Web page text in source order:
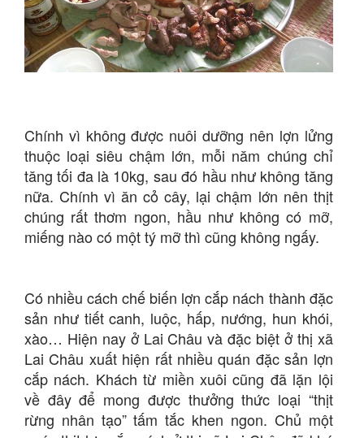
Chính vì không được nuôi dưỡng nên lợn lửng
thuộc loại siêu chậm lớn, mỗi năm chúng chỉ
tăng tối đa là 10kg, sau đó hầu như không tăng
nữa. Chính vì ăn cỏ cây, lại chậm lớn nên thịt
chúng rất thơm ngon, hầu như không có mỡ,
miếng nào có một tý mỡ thì cũng không ngấy.
Có nhiều cách chế biến lợn cắp nách thành đặc
sản như tiết canh, luộc, hấp, nướng, hun khói,
xào… Hiện nay ở Lai Châu và đặc biệt ở thị xã
Lai Châu xuất hiện rất nhiều quán đặc sản lợn
cắp nách. Khách từ miền xuôi cũng đã lặn lội
về đây để mong được thưởng thức loại “thịt
rừng nhân tạo” tấm tắc khen ngon. Chủ một